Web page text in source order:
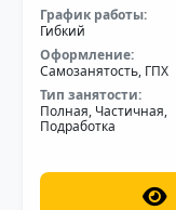
График работы:
Гибкий
Оформление:
Самозанятость, ГПХ
Тип занятости:
Полная, Частичная,
Подработка